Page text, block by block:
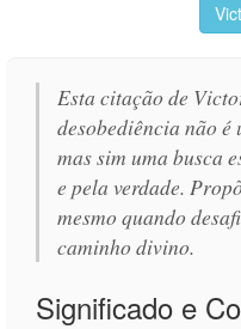
Esta citação de
desobediência não é
mas sim uma busca
e pela verdade.
mesmo quando
caminho divino.
Significado e